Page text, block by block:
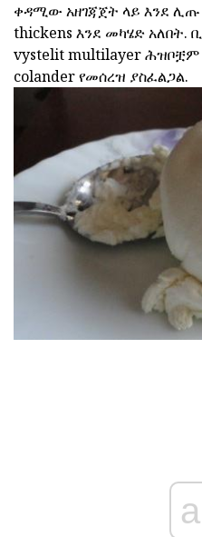
ቀዳሚው አዘገጃጀት ላይ እንደ
thickens እንደ መካሄድ አለበት.
vystelit multilayer
colander የመሰረዝ ያስፈልጋል.